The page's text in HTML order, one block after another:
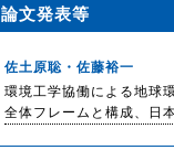
論文発表等
佐土原聡・佐藤裕一
環境工学協働による地球
全体フレームと構成、日